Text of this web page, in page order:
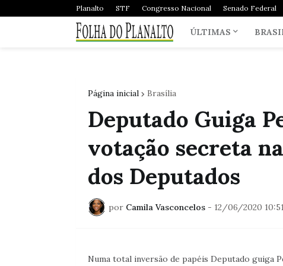
Planalto STF Congresso Nacional Senado Federal
ÚLTIMAS
Página inicial Brasília
Deputado Guiga
votação secreta
dos Deputados
por Camila Vasconcelos - 12/06/2020
Numa total inversão de papéis Deputado guiga